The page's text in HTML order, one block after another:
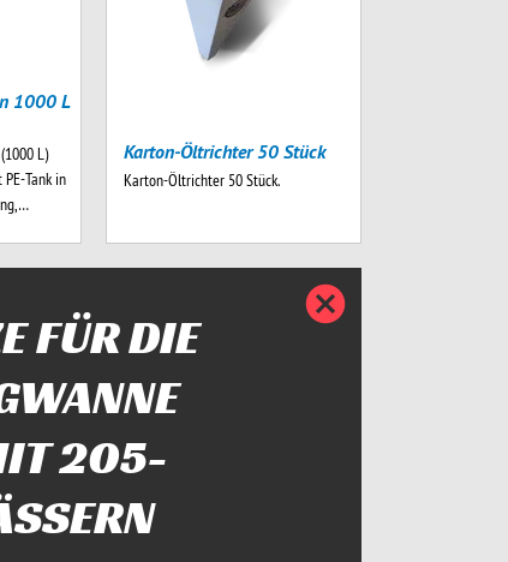
1000 L
L)
Tank in
Karton-Öltrichter 50 Stück
Karton-Öltrichter 50 Stück.
FÜR DIE
205-